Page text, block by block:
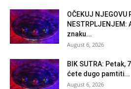
OČEKUJ NJEGOVU
znaku...
August 6, 2026
BIK SUTRA: Petak,
ćete dugo pamtiti...
August 6, 2026